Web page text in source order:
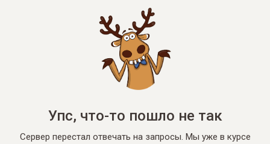
Упс, что-то пошло не так
Сервер перестал отвечать на запросы. Мы уже в курсе